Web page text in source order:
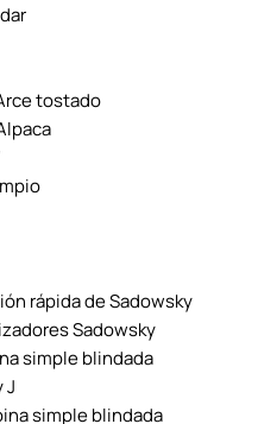
tostado
rápida de Sadowsky
Sadowsky
simple blindada
J
simple blindada